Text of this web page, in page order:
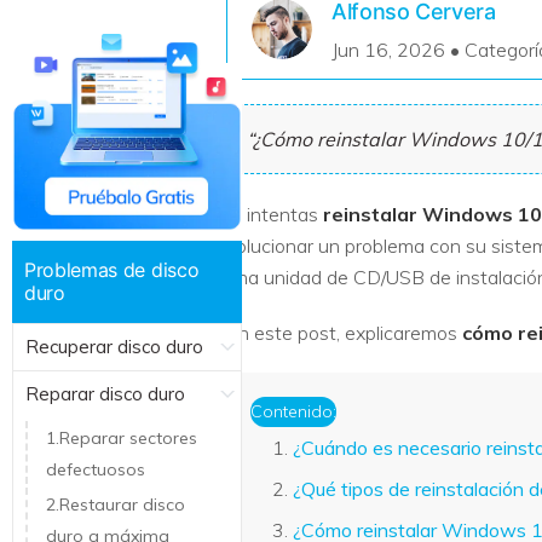
Recuperar Datos de Linux
Recuperar Datos de NAS
Alfonso Cervera
Jun 16, 2026 •
¿Cómo reinstalar Windows 10/
Si intentas reinstalar Windows 10
solucionar un problema con su
una unidad de CD/USB de
En este post, explicaremos cómo
Contenido:
¿Cuándo es necesario
¿Qué tipos de reinstalación
¿Cómo reinstalar Windows
Problemas de disco
duro
Recuperar disco duro
Reparar disco duro
1.Reparar sectores
defectuosos
2.Restaurar disco
duro a máxima